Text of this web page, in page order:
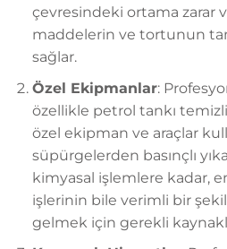
çevresindeki ortama zarar
maddelerin ve tortunun
sağlar.
Özel Ekipmanlar:
özellikle petrol tankı
özel ekipman ve araçlar
süpürgelerden basınçlı
kimyasal işlemlere kadar,
işlerinin bile verimli bir
gelmek için gerekli